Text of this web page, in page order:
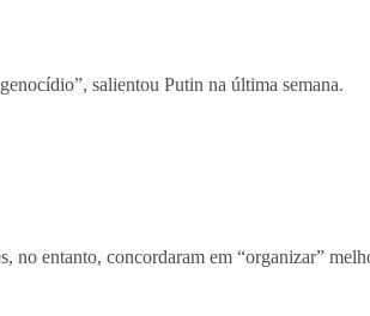
salientou Putin na última semana.
entanto, concordaram em “organizar”